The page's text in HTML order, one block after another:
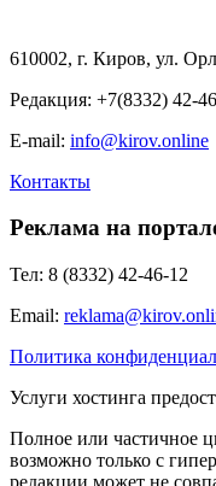
610002, г. Киров, ул.
Редакция: +7(8332) 42-
E-mail: info@kirov.online
Контакты
Реклама на
Тел: 8 (8332) 42-46-12
Email:
Политика
Услуги хостинга
Полное или частичное
возможно только с
редакции может не